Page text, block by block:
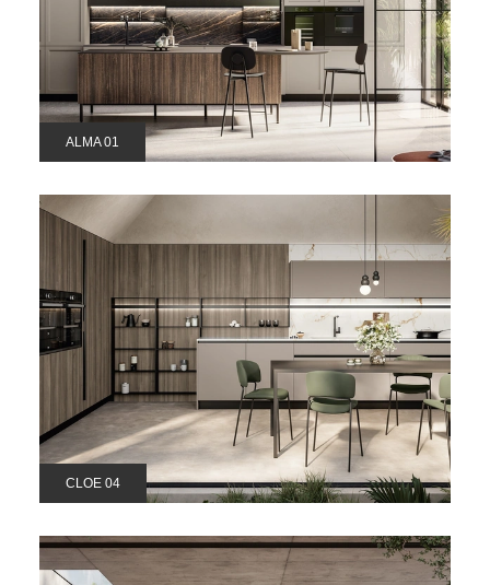
ALMA 01
CLOE 04